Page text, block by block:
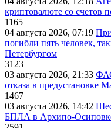
криптовалюте со счетов
1165
04 августа 2026, 07:19
погибли пять человек,
Петербургом
3123
03 августа 2026, 21:33
отказа в предустановке
1467
03 августа 2026, 14:42
БПЛА в Архипо-